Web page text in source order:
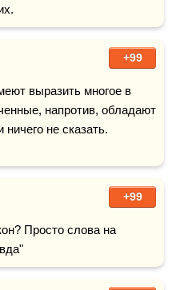
+99
выразить многое в
напротив, обладают
не сказать.
+99
Просто слова на